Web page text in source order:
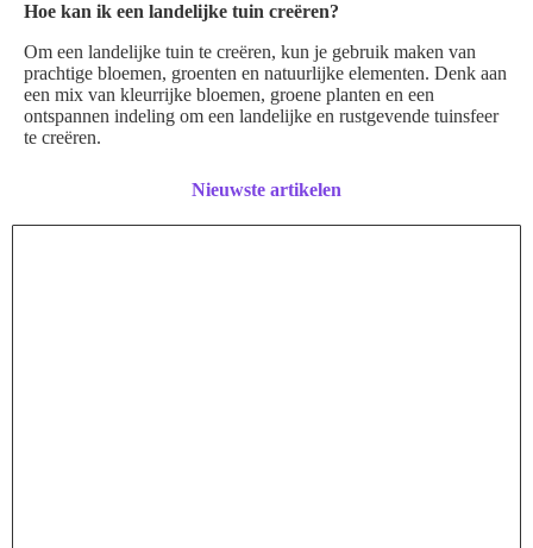
Hoe kan ik een landelijke tuin creëren?
Om een landelijke tuin te creëren, kun je gebruik maken van
prachtige bloemen, groenten en natuurlijke elementen. Denk aan
een mix van kleurrijke bloemen, groene planten en een
ontspannen indeling om een landelijke en rustgevende tuinsfeer
te creëren.
Nieuwste artikelen